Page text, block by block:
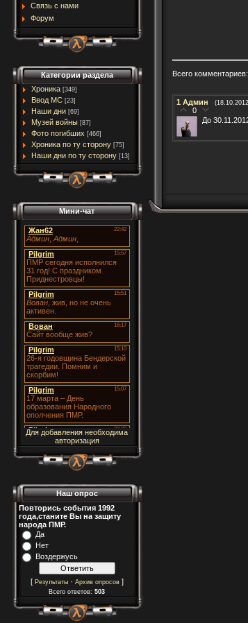
Связь с нами
Форум
Категории раздела
Хроника [349]
Ввод МC [23]
Наши дни [69]
Музей войны [87]
Фото погибших [466]
Хроника по ту сторону [75]
Наши дни по ту сторону [13]
Мини-чат
Для добавления необходима
авторизация
Наш опрос
Повторись события 1992
года,станите Вы на защиту
народа ПМР.
Да
Нет
Воздержусь
[ Результаты· Архив опросов]
Всего ответов: 503
Всего комментариев:
1 Админ
0
До